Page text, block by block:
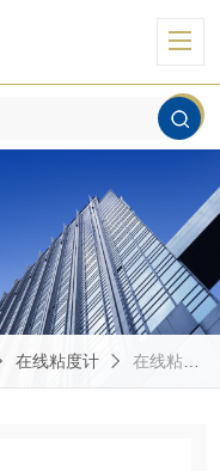
在线粘度计 在线粘度仪生产厂家